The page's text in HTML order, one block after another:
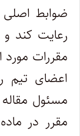
ضوابط اصلی
رعایت کند
مقررات
اعضای تیم
مسئول